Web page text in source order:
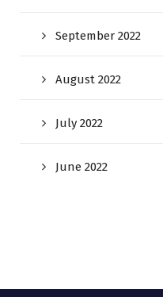
September 2022
August 2022
July 2022
June 2022